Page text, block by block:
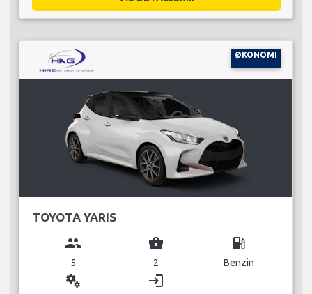
ØKONOMI
TOYOTA YARIS
group
5
business_center
2
local_gas_station
Benzin
miscellaneous_services login